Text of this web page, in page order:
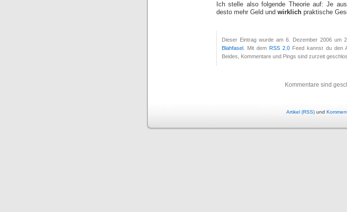
Ich stelle also folgende Theorie auf: Je
desto mehr Geld und wirklich praktische
Dieser Eintrag wurde am 6. Dezember 2006 um
Blahfasel . Mit demRSS 2.0 Feed kannst du den
Beides, Kommentare und Pings sind zurzeit
Kommentare sind
Artikel (RSS) und